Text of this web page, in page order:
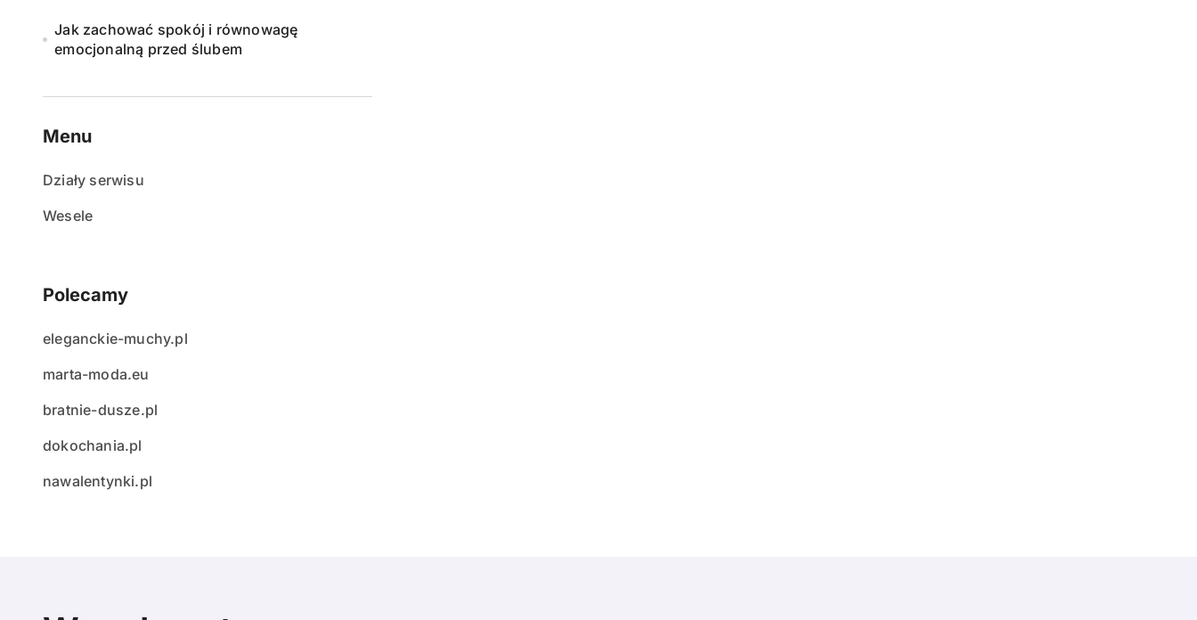
Jak zachować spokój i równowagę
emocjonalną przed ślubem
Menu
Działy serwisu
Wesele
Polecamy
eleganckie-muchy.pl
marta-moda.eu
bratnie-dusze.pl
dokochania.pl
nawalentynki.pl